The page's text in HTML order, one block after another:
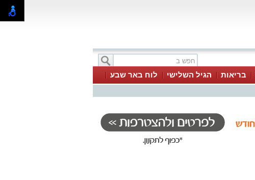
בריאות הגיל השלישי
לוח באר שבע